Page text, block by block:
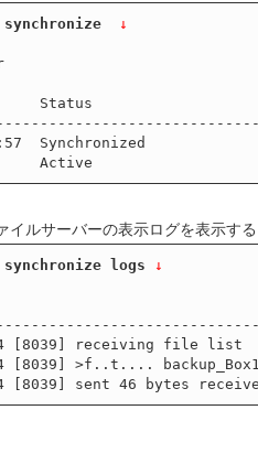
synchronize ↓
イルサーバーの表示ログを表示す
synchronize logs ↓